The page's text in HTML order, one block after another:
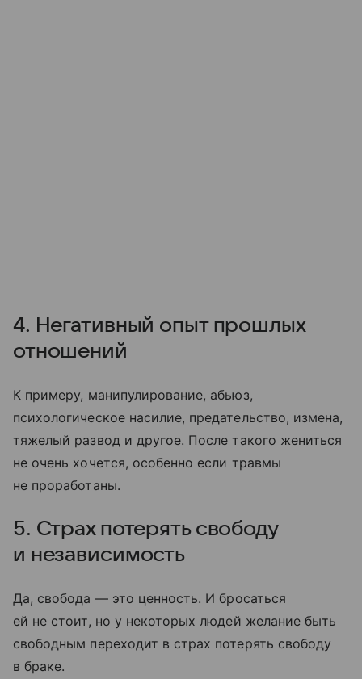
4. Негативный опыт прошлых
отношений
К примеру, манипулирование, абьюз,
психологическое насилие, предательство, измена,
тяжелый развод и другое. После такого жениться
не очень хочется, особенно если травмы
не проработаны.
5. Страх потерять свободу
и независимость
Да, свобода — это ценность. И бросаться
ей не стоит, но у некоторых людей желание быть
свободным переходит в страх потерять свободу
в браке.